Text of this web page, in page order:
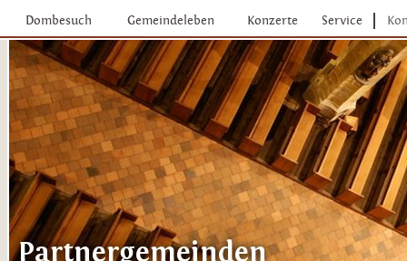
Dombesuch Gemeindeleben Konzerte Service